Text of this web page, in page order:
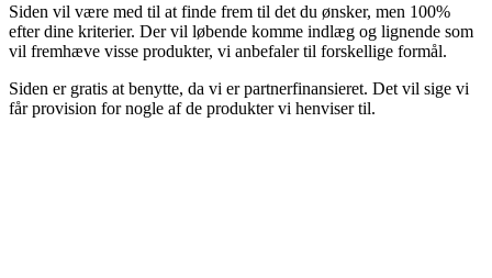
Siden vil være med til at finde frem til det du ønsker, men 100%
efter dine kriterier. Der vil løbende komme indlæg og lignende som
vil fremhæve visse produkter, vi anbefaler til forskellige formål.
Siden er gratis at benytte, da vi er partnerfinansieret. Det vil sige vi
får provision for nogle af de produkter vi henviser til.